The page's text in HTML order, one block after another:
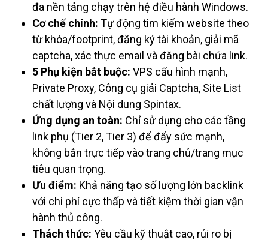
đa nền tảng chạy trên hệ điều hành Windows.
Cơ chế chính: Tự động tìm kiếm website theo
từ khóa/footprint, đăng ký tài khoản, giải mã
captcha, xác thực email và đăng bài chứa link.
5 Phụ kiện bắt buộc: VPS cấu hình mạnh,
Private Proxy, Công cụ giải Captcha, Site List
chất lượng và Nội dung Spintax.
Ứng dụng an toàn: Chỉ sử dụng cho các tầng
link phụ (Tier 2, Tier 3) để đẩy sức mạnh,
không bắn trực tiếp vào trang chủ/trang mục
tiêu quan trọng.
Ưu điểm: Khả năng tạo số lượng lớn backlink
với chi phí cực thấp và tiết kiệm thời gian vận
hành thủ công.
Thách thức: Yêu cầu kỹ thuật cao, rủi ro bị